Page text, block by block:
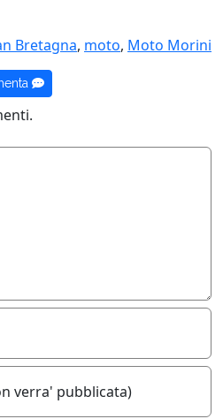
Bretagna, moto, Moto Morini
verra' pubblicata)